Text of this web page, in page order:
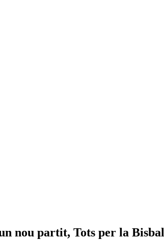
nou partit, Tots per la Bisbal